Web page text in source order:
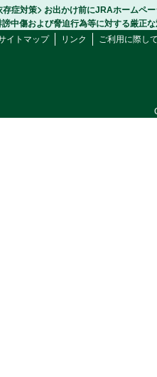
存症対策
お出かけ前にJRAホームペ
中傷および脅迫行為等に対する厳正
イトマップ リンク ご利用に際し